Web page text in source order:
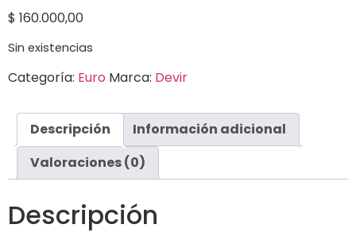
$ 160.000,00
Sin existencias
Categoría: Euro Marca: Devir
Descripción
Información adicional
Valoraciones (0)
Descripción